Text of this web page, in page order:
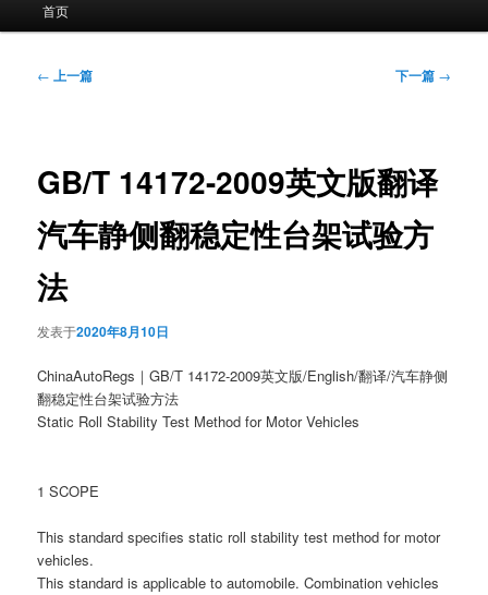
首页
文
← 上一篇 下一篇 →
GB/T 14172-2009英文版翻译
汽车静侧翻稳定性台架试验方
法
发表于2020年8月10日
ChinaAutoRegs｜GB/T 14172-2009英文版/English/翻译/汽车静侧
翻稳定性台架试验方法
Static Roll Stability Test Method for Motor Vehicles
1 SCOPE
This standard specifies static roll stability test method for motor
vehicles.
This standard is applicable to automobile. Combination vehicles